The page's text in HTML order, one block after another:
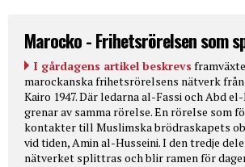
Marocko - Frihetsrörelsen som
I gårdagens artikel beskrevs
marockanska frihetsrörelsens nätverk från
Kairo 1947. Där ledarna al-Fassi och Abd
grenar av samma rörelse. En rörelse som
kontakter till Muslimska brödraskapets
vid tiden, Amin al-Husseini. I den tredje
nätverket splittras och blir ramen för